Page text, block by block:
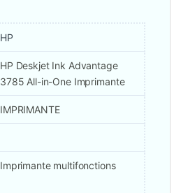
HP
HP Deskjet Ink Advantage
3785 All-in-One Imprimante
IMPRIMANTE
Imprimante multifonctions